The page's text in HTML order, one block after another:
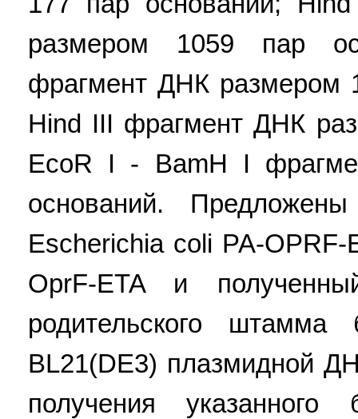
размером 1059 пар
фрагмент ДНК размером
Hind III фрагмент ДНК
EcoR I - BamH I
оснований.
Еscherichia coli PA-
OprF-ETA и
родительского штамма
BL21(DE3) плазмидной
получения